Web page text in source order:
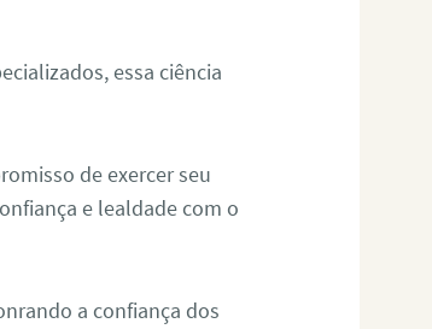
essa ciência
de exercer seu
e lealdade com o
a confiança dos